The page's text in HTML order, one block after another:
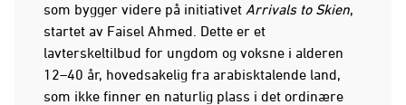
som bygger videre på initiativet Arrivals to Skien,
startet av Faisel Ahmed. Dette er et
lavterskeltilbud for ungdom og voksne i alderen
12–40 år, hovedsakelig fra arabisktalende land,
som ikke finner en naturlig plass i det ordinære